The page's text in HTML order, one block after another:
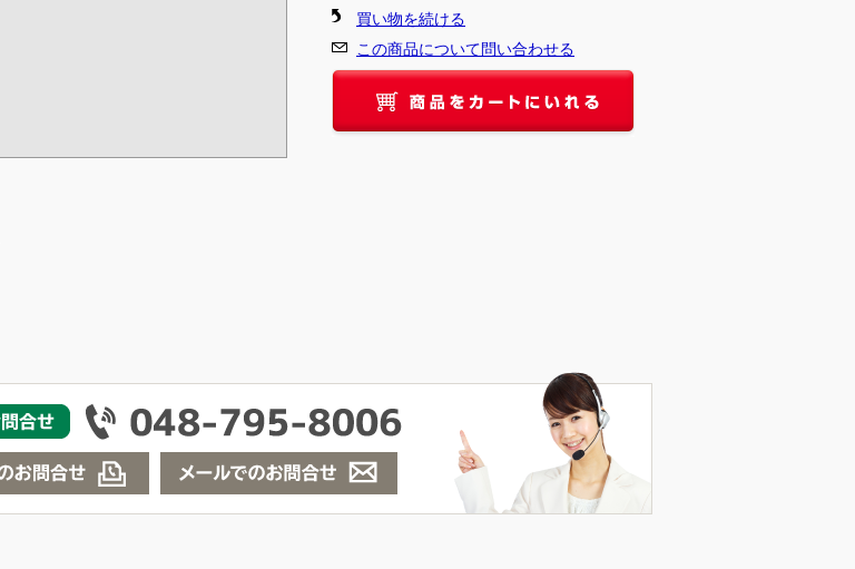
買い物を続ける
この商品について問い合わせる